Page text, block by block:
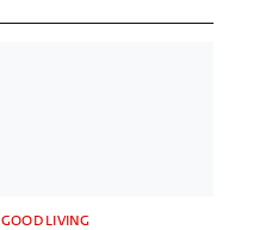
GOOD LIVING